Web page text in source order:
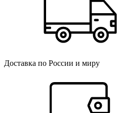
Доставка по России и миру